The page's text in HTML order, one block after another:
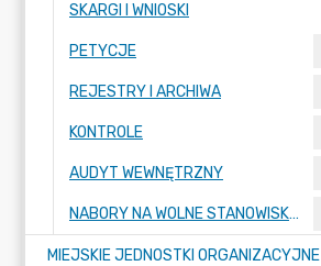
SKARGI I WNIOSKI
PETYCJE
REJESTRY I ARCHIWA
KONTROLE
AUDYT WEWNĘTRZNY
NABORY NA WOLNE STANOWISKA PRACY
MIEJSKIE JEDNOSTKI ORGANIZACYJNE